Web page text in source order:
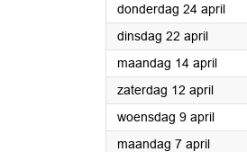
donderdag 24 april2025
dinsdag 22 april2025
maandag 14 april2025
zaterdag 12 april2025
woensdag 9 april2025
maandag 7 april2025